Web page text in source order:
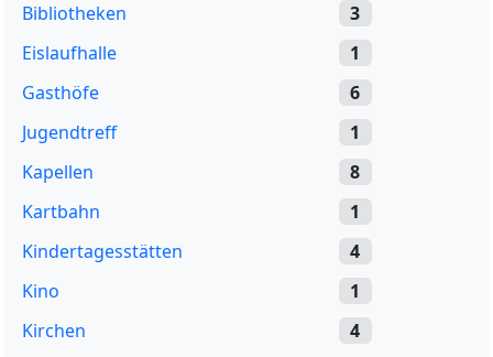
Bibliotheken
3
Eislaufhalle
1
Gasthöfe
6
Jugendtreff
1
Kapellen
8
Kartbahn
1
Kindertagesstätten
4
Kino
1
Kirchen
4